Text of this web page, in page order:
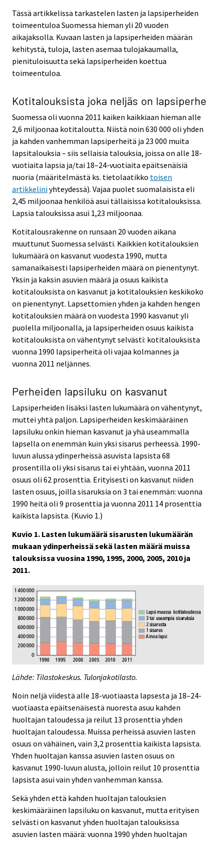
Tässä artikkelissa tarkastelen lasten ja lapsiperheiden
toimeentuloa Suomessa hieman yli 20 vuoden
aikajaksolla. Kuvaan lasten ja lapsiperheiden määrän
kehitystä, tuloja, lasten asemaa tulojakaumalla,
pienituloisuutta sekä lapsiperheiden koettua
toimeentuloa.
Kotitalouksista joka neljäs on lapsiperhe
Suomessa oli vuonna 2011 kaiken kaikkiaan hieman alle
2,6 miljoonaa kotitaloutta. Niistä noin 630 000 oli yhden
ja kahden vanhemman lapsiperheitä ja 23 000 muita
lapsitalouksia – siis sellaisia talouksia, joissa on alle 18-
vuotiaita lapsia ja/tai 18–24-vuotiaita epäitsenäisiä
nuoria (määritelmästä ks. tietolaatikko toisen
artikkeliniyhteydessä). Vajaa puolet suomalaisista eli
2,45 miljoonaa henkilöä asui tällaisissa kotitalouksissa.
Lapsia talouksissa asui 1,23 miljoonaa.
Kotitalousrakenne on runsaan 20 vuoden aikana
muuttunut Suomessa selvästi. Kaikkien kotitalouksien
lukumäärä on kasvanut vuodesta 1990, mutta
samanaikaisesti lapsiperheiden määrä on pienentynyt.
Yksin ja kaksin asuvien määrä ja osuus kaikista
kotitalouksista on kasvanut ja kotitalouksien keskikoko
on pienentynyt. Lapsettomien yhden ja kahden hengen
kotitalouksien määrä on vuodesta 1990 kasvanut yli
puolella miljoonalla, ja lapsiperheiden osuus kaikista
kotitalouksista on vähentynyt selvästi: kotitalouksista
vuonna 1990 lapsiperheitä oli vajaa kolmannes ja
vuonna 2011 neljännes.
Perheiden lapsiluku on kasvanut
Lapsiperheiden lisäksi lasten lukumäärä on vähentynyt,
muttei yhtä paljon. Lapsiperheiden keskimääräinen
lapsiluku onkin hieman kasvanut ja yhä useammalla
lapsella on enemmän kuin yksi sisarus perheessä. 1990-
luvun alussa ydinperheissä asuvista lapsista 68
prosentilla oli yksi sisarus tai ei yhtään, vuonna 2011
osuus oli 62 prosenttia. Erityisesti on kasvanut niiden
lasten osuus, joilla sisaruksia on 3 tai enemmän: vuonna
1990 heitä oli 9 prosenttia ja vuonna 2011 14 prosenttia
kaikista lapsista. (Kuvio 1.)
Kuvio 1. Lasten lukumäärä sisarusten lukumäärän
mukaan ydinperheissä sekä lasten määrä muissa
talouksissa vuosina 1990, 1995, 2000, 2005, 2010 ja
2011.
Lähde: Tilastokeskus. Tulonjakotilasto.
Noin neljä viidestä alle 18-vuotiaasta lapsesta ja 18–24-
vuotiaasta epäitsenäisestä nuoresta asuu kahden
huoltajan taloudessa ja reilut 13 prosenttia yhden
huoltajan taloudessa. Muissa perheissä asuvien lasten
osuus on vähäinen, vain 3,2 prosenttia kaikista lapsista.
Yhden huoltajan kanssa asuvien lasten osuus on
kasvanut 1990-luvun alusta, jolloin reilut 10 prosenttia
lapsista asui vain yhden vanhemman kanssa.
Sekä yhden että kahden huoltajan talouksien
keskimääräinen lapsiluku on kasvanut, mutta erityisen
selvästi on kasvanut yhden huoltajan talouksissa
asuvien lasten määrä: vuonna 1990 yhden huoltajan